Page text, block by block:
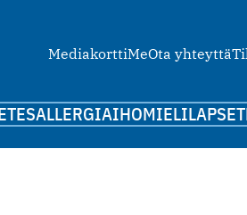
MediakorttiMeOta yhteyttä
ALLERGIAIHOMIELILAPSET